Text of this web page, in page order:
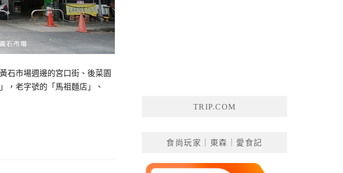
石市場週邊的宮口街、後菜園
，老字號的「馬祖麵店」、
TRIP.COM
食尚玩家｜東森｜愛食記